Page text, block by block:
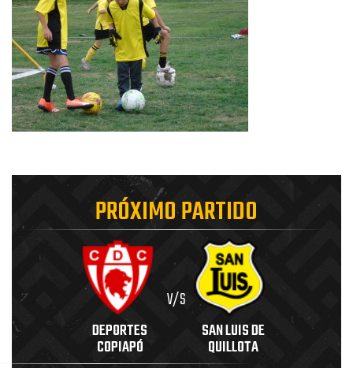
PRÓXIMO PARTIDO
DEPORTES
COPIAPÓ
V/S
SAN LUIS DE
QUILLOTA